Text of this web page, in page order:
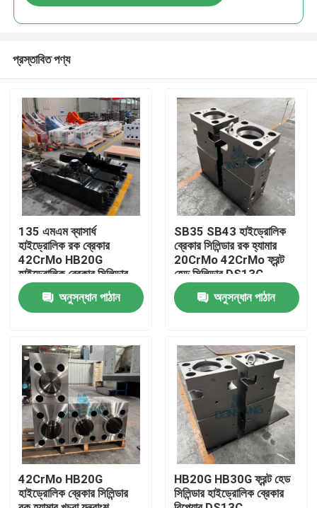
বাড়ি
পণ্য
VR প্রদর্শন
প্রস্তাবিত পণ্য
135 এমএম ব্যাসার্ধ
হাইড্রোলিক রক ব্রেকার
42CrMo HB20G
হাইড্রোলিক ব্রেকার সিলিন্ডার
রক DS13C হ্যামার রিপ্লেস
পার্টস
অনুসন্ধান পাঠান
SB35 SB43 হাইড্রোলিক
ব্রেকার সিলিন্ডার রক হ্যামার
20CrMo 42CrMo ফ্রন্ট
হেড সিলিন্ডার DS13C
অনুসন্ধান পাঠান
42CrMo HB20G
হাইড্রোলিক ব্রেকার সিলিন্ডার
HB20G HB30G ফ্রন্ট হেড
সিলিন্ডার হাইড্রোলিক ব্রেকার